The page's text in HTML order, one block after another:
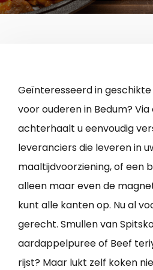
Geïnteresseerd in
voor ouderen in Bedum?
achterhaalt u eenvoudig
leveranciers die leveren in
maaltijdvoorziening, of een
alleen maar even de
kunt alle kanten op. Nu al
gerecht. Smullen van
aardappelpuree of Beef
rijst? Maar lukt zelf koken